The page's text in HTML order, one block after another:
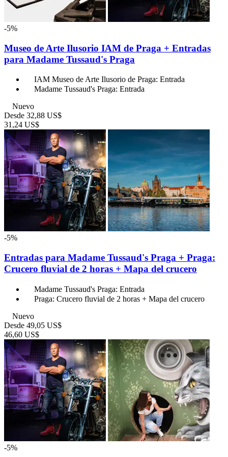
-5%
Museo de Arte Ilusorio IAM de Praga + Entradas
para Madame Tussaud's Praga
IAM Museo de Arte Ilusorio de Praga: Entrada
Madame Tussaud's Praga: Entrada
Nuevo
Desde 32,88 US$
31,24 US$
-5%
Entradas para Madame Tussaud's Praga + Praga:
Crucero fluvial de 2 horas + Mapa del crucero
Madame Tussaud's Praga: Entrada
Praga: Crucero fluvial de 2 horas + Mapa del crucero
Nuevo
Desde 49,05 US$
46,60 US$
-5%